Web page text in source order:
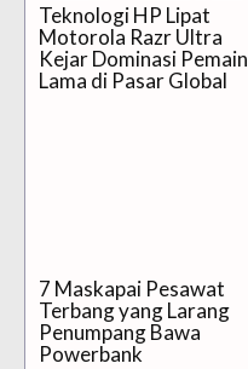
Teknologi HP Lipat
Motorola Razr Ultra
Kejar Dominasi Pemain
Lama di Pasar Global
7 Maskapai Pesawat
Terbang yang Larang
Penumpang Bawa
Powerbank